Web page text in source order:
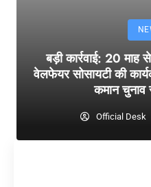
बड़ी कार्रवाई: 20
वेलफेयर सोसायटी की
कमान चुनाव
Official Desk